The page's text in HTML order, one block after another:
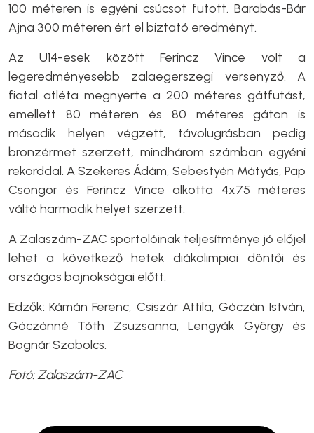
100 méteren is egyéni csúcsot futott. Barabás-Bár
Ajna 300 méteren ért el biztató eredményt.
Az U14-esek között Ferincz Vince volt a
legeredményesebb zalaegerszegi versenyző. A
fiatal atléta megnyerte a 200 méteres gátfutást,
emellett 80 méteren és 80 méteres gáton is
második helyen végzett, távolugrásban pedig
bronzérmet szerzett, mindhárom számban egyéni
rekorddal. A Szekeres Ádám, Sebestyén Mátyás, Pap
Csongor és Ferincz Vince alkotta 4x75 méteres
váltó harmadik helyet szerzett.
A Zalaszám-ZAC sportolóinak teljesítménye jó előjel
lehet a következő hetek diákolimpiai döntői és
országos bajnokságai előtt.
Edzők: Kámán Ferenc, Csiszár Attila, Góczán István,
Góczánné Tóth Zsuzsanna, Lengyák György és
Bognár Szabolcs.
Fotó: Zalaszám-ZAC